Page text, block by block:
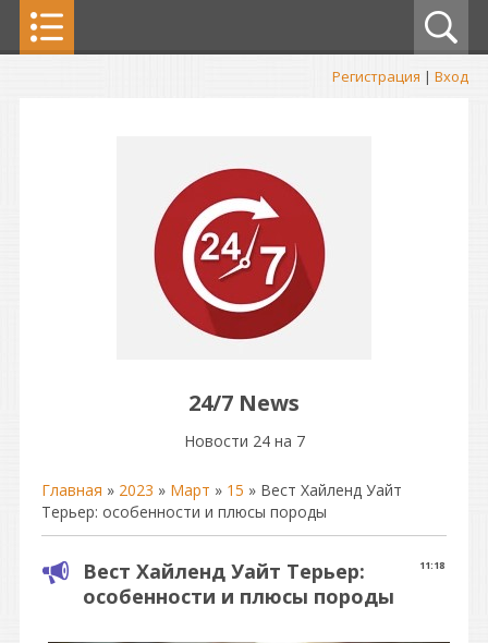
Регистрация | Вход
24/7 News
Новости 24 на 7
Главная » 2023 » Март » 15 » Вест Хайленд Уайт
Терьер: особенности и плюсы породы
11:18
Вест Хайленд Уайт Терьер:
особенности и плюсы породы